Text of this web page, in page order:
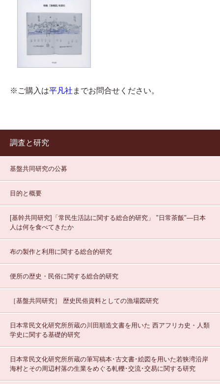
※ご購入は平凡社 までお問合せください。
調査と研究
基盤共同研究の公募
目的と概要
[基幹共同研究]「常民生活誌に関する総合的研究」
"日常茶飯"—日本
人は何を食べてきたか
布の製作と利用に関する総合的研究
便所の歴史・民俗に関する総合的研究
［基盤共同研究］ 歴史民俗資料としての漁場図研究
日本常民文化研究所所蔵の川田順造文書を用いた 西アフリカ史・人類
学史に関する基礎的研究
日本常民文化研究所所蔵の筆写稿本･古文書･絵図を用いた若狭湾沿岸
海村とその周辺村落の生業をめぐる軋轢･交流･交易に関する研究